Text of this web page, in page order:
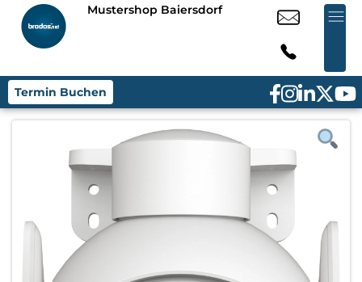
Mustershop Baiersdorf
Termin Buchen